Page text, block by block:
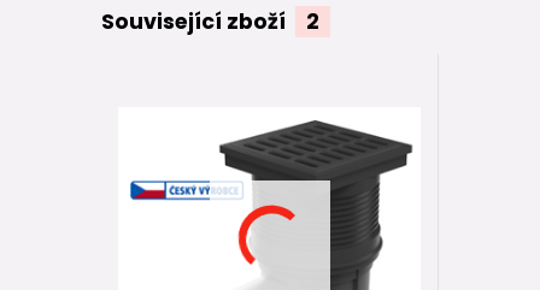
Související zboží 2